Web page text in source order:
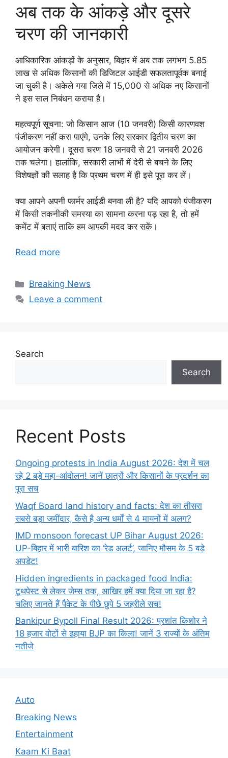
अब तक के आंकड़े और दूसरे
चरण की जानकारी
आधिकारिक आंकड़ों के अनुसार, बिहार में अब तक लगभग 5.85
लाख से अधिक किसानों की डिजिटल आईडी सफलतापूर्वक बनाई
जा चुकी है। अकेले गया जिले में 15,000 से अधिक नए किसानों
ने इस साल निबंधन कराया है।
महत्वपूर्ण सूचना: जो किसान आज (10 जनवरी) किसी कारणवश
पंजीकरण नहीं करा पाएंगे, उनके लिए सरकार द्वितीय चरण का
आयोजन करेगी। दूसरा चरण 18 जनवरी से 21 जनवरी 2026
तक चलेगा। हालांकि, सरकारी लाभों में देरी से बचने के लिए
विशेषज्ञों की सलाह है कि प्रथम चरण में ही इसे पूरा कर लें।
क्या आपने अपनी फार्मर आईडी बनवा ली है? यदि आपको पंजीकरण
में किसी तकनीकी समस्या का सामना करना पड़ रहा है, तो हमें
कमेंट में बताएं ताकि हम आपकी मदद कर सकें।
Read more
Categories
Breaking News
Leave a comment
Search
Search
Recent Posts
Ongoing protests in India August 2026: देश में चल
रहे 2 बड़े महा-आंदोलन! जानें छात्रों और किसानों के प्रदर्शन का
पूरा सच
Waqf Board land history and facts: देश का तीसरा
सबसे बड़ा जमींदार, कैसे है अन्य धर्मों से 4 मायनों में अलग?
IMD monsoon forecast UP Bihar August 2026:
UP-बिहार में भारी बारिश का ‘रेड अलर्ट’, जानिए मौसम के 5 बड़े
अपडेट!
Hidden ingredients in packaged food India:
टूथपेस्ट से लेकर जेम्स तक, आखिर हमें क्या दिया जा रहा है?
चलिए जानते हैं पैकेट के पीछे छुपे 5 जहरीले सच!
Bankipur Bypoll Final Result 2026: प्रशांत किशोर ने
18 हजार वोटों से ढहाया BJP का किला! जानें 3 राज्यों के अंतिम
नतीजे
Auto
Breaking News
Entertainment
Kaam Ki Baat